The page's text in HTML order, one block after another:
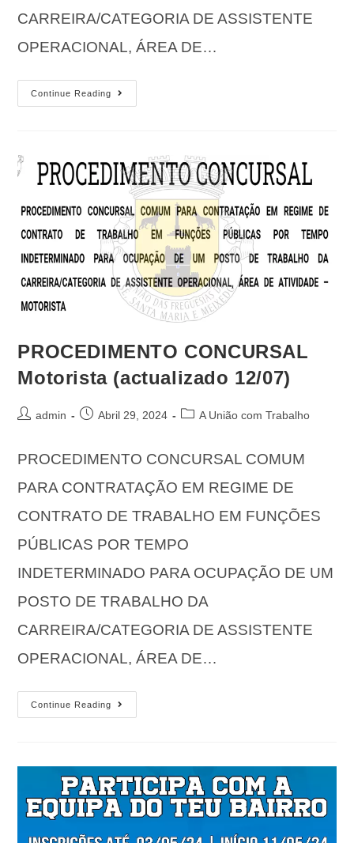
CARREIRA/CATEGORIA DE ASSISTENTE
OPERACIONAL, ÁREA DE…
Continue Reading
PROCEDIMENTO CONCURSAL
Motorista (actualizado 12/07)
admin Abril 29, 2024 A União com Trabalho
PROCEDIMENTO CONCURSAL COMUM
PARA CONTRATAÇÃO EM REGIME DE
CONTRATO DE TRABALHO EM FUNÇÕES
PÚBLICAS POR TEMPO
INDETERMINADO PARA OCUPAÇÃO DE UM
POSTO DE TRABALHO DA
CARREIRA/CATEGORIA DE ASSISTENTE
OPERACIONAL, ÁREA DE…
Continue Reading